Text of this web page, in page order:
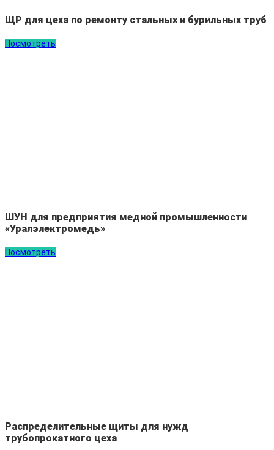
ЩР для цеха по ремонту стальных и бурильных труб
Посмотреть
ШУН для предприятия медной промышленности
«Уралэлектромедь»
Посмотреть
Распределительные щиты для нужд
трубопрокатного цеха